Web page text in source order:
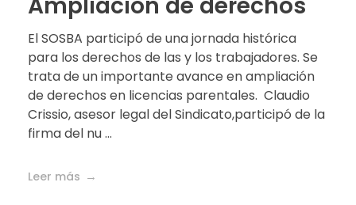
El SOSBA participó de una jornada histórica
para los derechos de las y los trabajadores. Se
trata de un importante avance en ampliación
de derechos en licencias parentales. Claudio
Crissio, asesor legal del Sindicato,participó de la
firma del nu ...
Leer más